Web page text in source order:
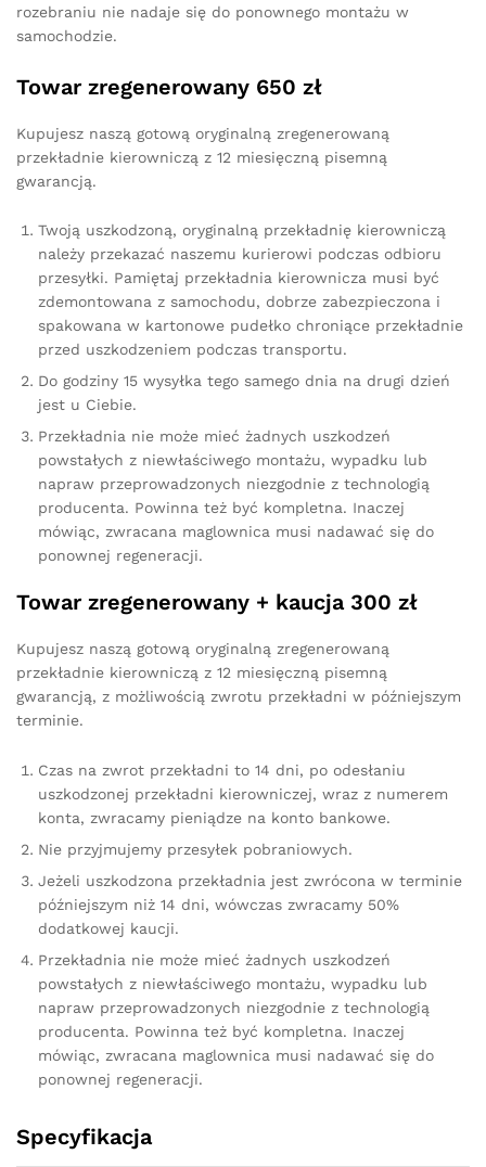
rozebraniu nie nadaje się do ponownego montażu w
samochodzie.
Towar zregenerowany 650 zł
Kupujesz naszą gotową oryginalną zregenerowaną
przekładnie kierowniczą z 12 miesięczną pisemną
gwarancją.
Twoją uszkodzoną, oryginalną przekładnię kierowniczą
należy przekazać naszemu kurierowi podczas odbioru
przesyłki. Pamiętaj przekładnia kierownicza musi być
zdemontowana z samochodu, dobrze zabezpieczona i
spakowana w kartonowe pudełko chroniące przekładnie
przed uszkodzeniem podczas transportu.
Do godziny 15 wysyłka tego samego dnia na drugi dzień
jest u Ciebie.
Przekładnia nie może mieć żadnych uszkodzeń
powstałych z niewłaściwego montażu, wypadku lub
napraw przeprowadzonych niezgodnie z technologią
producenta. Powinna też być kompletna. Inaczej
mówiąc, zwracana maglownica musi nadawać się do
ponownej regeneracji.
Towar zregenerowany + kaucja 300 zł
Kupujesz naszą gotową oryginalną zregenerowaną
przekładnie kierowniczą z 12 miesięczną pisemną
gwarancją, z możliwością zwrotu przekładni w późniejszym
terminie.
Czas na zwrot przekładni to 14 dni, po odesłaniu
uszkodzonej przekładni kierowniczej, wraz z numerem
konta, zwracamy pieniądze na konto bankowe.
Nie przyjmujemy przesyłek pobraniowych.
Jeżeli uszkodzona przekładnia jest zwrócona w terminie
późniejszym niż 14 dni, wówczas zwracamy 50%
dodatkowej kaucji.
Przekładnia nie może mieć żadnych uszkodzeń
powstałych z niewłaściwego montażu, wypadku lub
napraw przeprowadzonych niezgodnie z technologią
producenta. Powinna też być kompletna. Inaczej
mówiąc, zwracana maglownica musi nadawać się do
ponownej regeneracji.
Specyfikacja